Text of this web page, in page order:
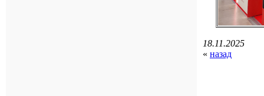
18.11.2025
« назад